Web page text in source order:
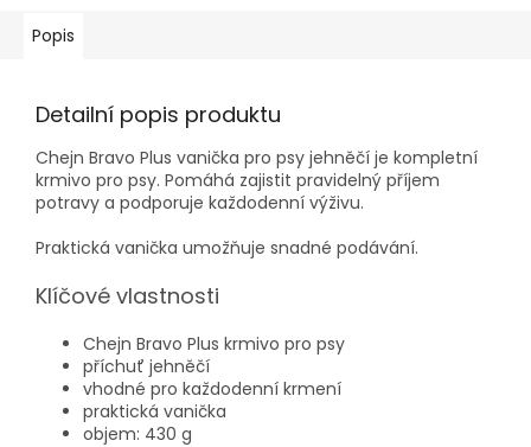
Popis
Detailní popis produktu
Chejn Bravo Plus vanička pro psy jehněčí je kompletní
krmivo pro psy. Pomáhá zajistit pravidelný příjem
potravy a podporuje každodenní výživu.
Praktická vanička umožňuje snadné podávání.
Klíčové vlastnosti
Chejn Bravo Plus krmivo pro psy
příchuť jehněčí
vhodné pro každodenní krmení
praktická vanička
objem: 430 g